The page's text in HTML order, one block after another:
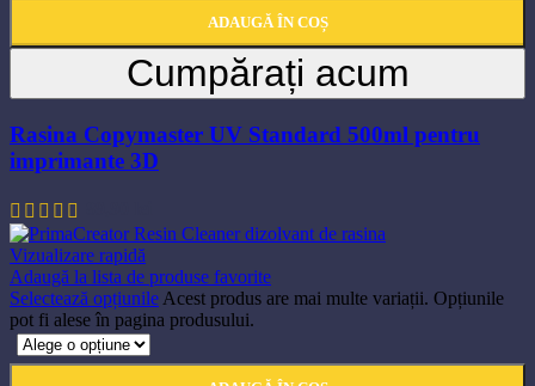
ADAUGĂ ÎN COȘ
Cumpărați acum
Rasina Copymaster UV Standard 500ml pentru
imprimante 3D
Vizualizare rapidă
Adaugă la lista de produse favorite
Selectează opțiunile Acest produs are mai multe variații. Opțiunile
pot fi alese în pagina produsului.